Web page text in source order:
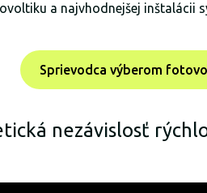
a najvhodnejšej inštalácii
Sprievodca výberom
nezávislosť